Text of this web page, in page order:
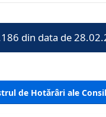
din data de
de Hotărâri ale